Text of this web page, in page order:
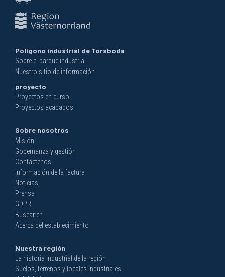
Polígono industrial de Torsboda
Sobre el parque industrial
Nuestro sitio de información
proyecto
Proyectos en curso
Proyectos acabados
Sobre nosotros
Misión
Gobernanza y gestión
Contáctenos
Información de la factura
Noticias
Prensa
GDPR
Buscar en
Acerca del establecimiento
Nuestra región
La historia industrial de la región
Suelos, terrenos y locales industriales